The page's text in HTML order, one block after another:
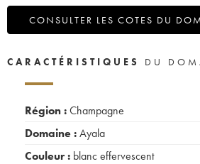
CONSULTER LES COTES DU
CARACTÉRISTIQUES DU
Région :Champagne
Domaine :Ayala
Couleur : blanc effervescent